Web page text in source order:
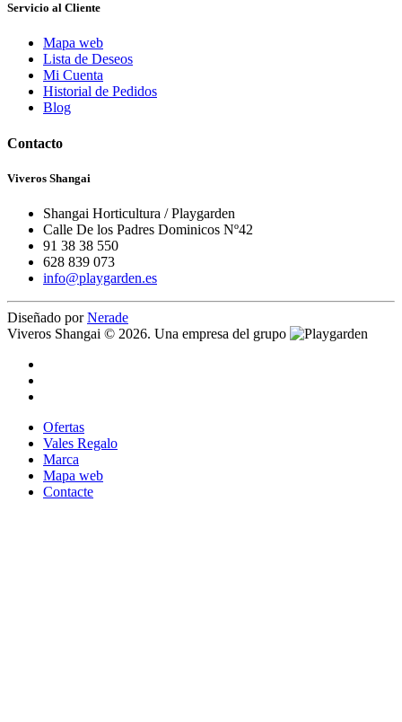
Servicio al Cliente
Mapa web
Lista de Deseos
Mi Cuenta
Historial de Pedidos
Blog
Contacto
Viveros Shangai
Shangai Horticultura / Playgarden
Calle De los Padres Dominicos Nº42
91 38 38 550
628 839 073
info@playgarden.es
Diseñado porNerade
Viveros Shangai © 2026. Una empresa del grupo
Ofertas
Vales Regalo
Marca
Mapa web
Contacte